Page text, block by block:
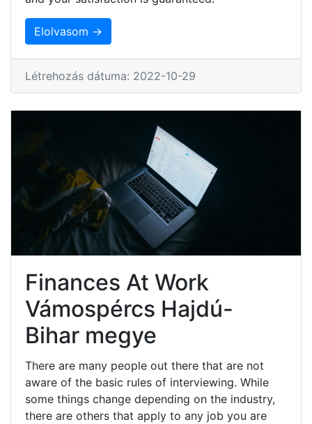
Elolvasom →
Létrehozás dátuma: 2022-10-29
Finances At Work
Vámospércs Hajdú-
Bihar megye
There are many people out there that are not
aware of the basic rules of interviewing. While
some things change depending on the industry,
there are others that apply to any job you are